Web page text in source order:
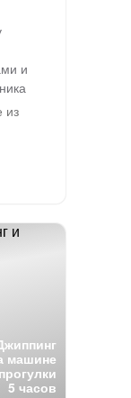
и
из
машине
5 часов